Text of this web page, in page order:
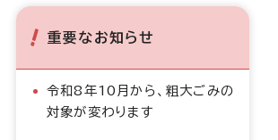
重要なお知らせ
令和8年10月から、粗大ごみの
対象が変わります